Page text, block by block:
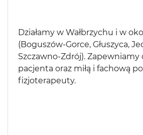
Działamy w Wałbrzychu i w
(Boguszów-Gorce, Głuszyca,
Szczawno-Zdrój). Zapewniamy
pacjenta oraz miłą i fachową
fizjoterapeuty.